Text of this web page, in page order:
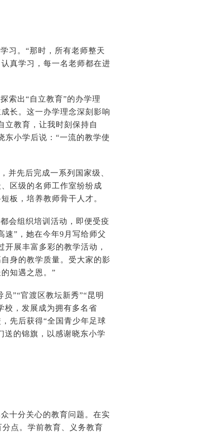
习。“那时，所有老师整天
真学习，每一名老师都在进
索出“自立教育”的办学理
长。这一办学理念深刻影响
立教育，让我时刻保持自
东小学后说：“一流的教学使
并先后完成一系列国家级、
区级的名师工作室纷纷成
板，培养教师骨干人才。
会组织培训活动，即便受疫
速”，她在今年9月写给师父
展丰富多彩的教学活动，
身的教学质量。受大家的影
知遇之恩。”
”“官渡区教坛新秀”“昆明
校，发展成为拥有多名省
先后获得“全国青少年足球
送的锦旗，以感谢晓东小学
十分关心的教育问题。在实
点。学前教育、义务教育